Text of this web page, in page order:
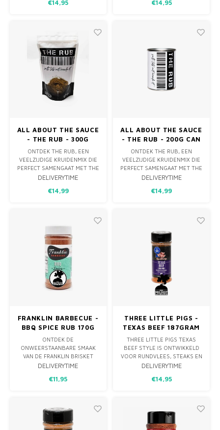
DRIE SOORTEN ZOUT EN
SMAAKBELEVING.
€14,95
FRISSE CITRUSTONEN MET
€14,95
ALL ABOUT THE SAUCE
- THE RUB - 300G
ZAKJE
ONTDEK THE RUB, EEN
VEELZIJDIGE KRUIDENMIX DIE
PERFECT SAMENGAAT MET THE
SAUCE. IDEAAL VOOR HET OP
VIS, KIP EN GROENTEN.
DELIVERYTIME
€14,99
ALL ABOUT THE SAUCE
- THE RUB - 200G CAN
ONTDEK THE RUB, EEN
VEELZIJDIGE KRUIDENMIX DIE
PERFECT SAMENGAAT MET THE
SAUCE. IDEAAL VOOR HET OP
VIS, KIP EN GROENTEN.
DELIVERYTIME
€14,99
FRANKLIN BARBECUE -
BBQ SPICE RUB 170G
ONTDEK DE
ONWEERSTAANBARE SMAAK
VAN DE FRANKLIN BRISKET
BBQ SPICE RUB 6OZ. DEZE
IS ZORGVULDIG
ONGEËVENAARDE ALL
PURPOSE SMAAKBELEVING.
DELIVERYTIME
€11,95
THREE LITTLE PIGS -
TEXAS BEEF 187GRAM
THREE LITTLE PIGS TEXAS
BEEF STYLE IS ONTWIKKELD
VOOR RUNDVLEES, STEAKS EN
VARKENSVLEES. DE RUB IS
GRILLEN OMDAT DEZE WEINIG
DELIVERYTIME
€14,95